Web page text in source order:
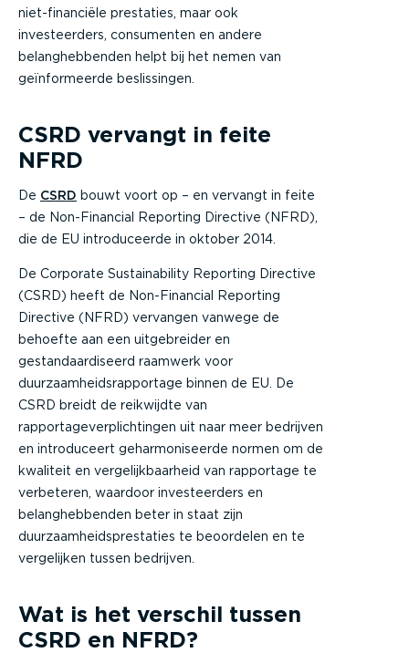
niet-financiële prestaties, maar ook
investeerders, consumenten en andere
belanghebbenden helpt bij het nemen van
geïnformeerde beslissingen.
CSRD vervangt in feite
NFRD
De CSRD bouwt voort op – en vervangt in feite
– de Non-Financial Reporting Directive (NFRD),
die de EU introduceerde in oktober 2014.
De Corporate Sustainability Reporting Directive
(CSRD) heeft de Non-Financial Reporting
Directive (NFRD) vervangen vanwege de
behoefte aan een uitgebreider en
gestandaardiseerd raamwerk voor
duurzaamheidsrapportage binnen de EU. De
CSRD breidt de reikwijdte van
rapportageverplichtingen uit naar meer bedrijven
en introduceert geharmoniseerde normen om de
kwaliteit en vergelijkbaarheid van rapportage te
verbeteren, waardoor investeerders en
belanghebbenden beter in staat zijn
duurzaamheidsprestaties te beoordelen en te
vergelijken tussen bedrijven.
Wat is het verschil tussen
CSRD en NFRD?